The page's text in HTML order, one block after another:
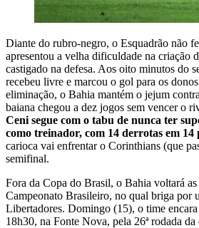
Diante do rubro-negro, o Esquadrão não
apresentou a velha dificuldade na criação
castigado na defesa. Aos oito minutos do
recebeu livre e marcou o gol para os
eliminação, o Bahia mantém o jejum
baiana chegou a dez jogos sem vencer o
Ceni segue com o tabu de nunca ter
como treinador, com 14 derrotas em 14
carioca vai enfrentar o Corinthians (que
semifinal.
Fora da Copa do Brasil, o Bahia voltará as
Campeonato Brasileiro, no qual briga por
Libertadores. Domingo (15), o time
18h30, na Fonte Nova, pela 26ª rodada